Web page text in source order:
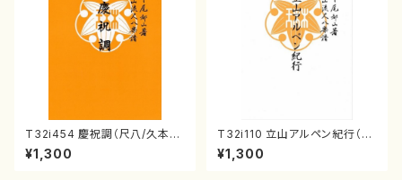
T32i454 慶祝調（尺八/久本玄
智/楽譜）都山流公刊楽譜曲番:2
161
¥1,300
T32i110 立山アルペン紀行（尺
八/初代 石垣征山/尺八/都山式
譜）都山流公刊楽譜曲番:559
¥1,300